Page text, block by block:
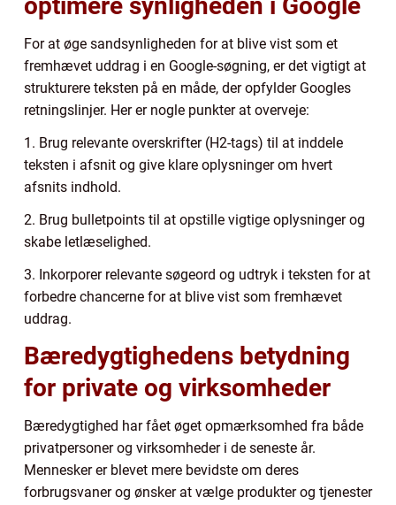
For at øge sandsynligheden for at blive vist som et
fremhævet uddrag i en Google-søgning, er det vigtigt at
strukturere teksten på en måde, der opfylder Googles
retningslinjer. Her er nogle punkter at overveje:
1. Brug relevante overskrifter (H2-tags) til at inddele
teksten i afsnit og give klare oplysninger om hvert
afsnits indhold.
2. Brug bulletpoints til at opstille vigtige oplysninger og
skabe letlæselighed.
3. Inkorporer relevante søgeord og udtryk i teksten for at
forbedre chancerne for at blive vist som fremhævet
uddrag.
Bæredygtighedens betydning
for private og virksomheder
Bæredygtighed har fået øget opmærksomhed fra både
privatpersoner og virksomheder i de seneste år.
Mennesker er blevet mere bevidste om deres
forbrugsvaner og ønsker at vælge produkter og tjenester